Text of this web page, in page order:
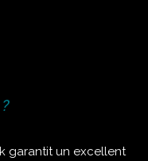
garantit un excellent